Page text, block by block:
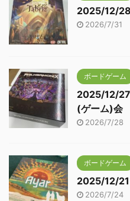
2025/12/
2026/7/31
ボードゲーム
2025/12/
(ゲーム)会
2026/7/28
ボードゲーム
2025/12/
2026/7/24